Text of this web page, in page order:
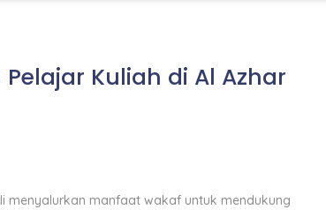
Kuliah di Al Azhar
menyalurkan manfaat wakaf untuk mendukung